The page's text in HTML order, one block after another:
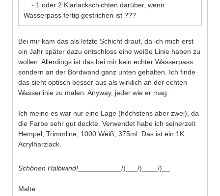
- 1 oder 2 Klarlackschichten darüber, wenn
Wasserpass fertig gestrichen ist ???
Bei mir kam das als letzte Schicht drauf, da ich mich erst
ein Jahr später dazu entschloss eine weiße Linie haben zu
wollen. Allerdings ist das bei mir kein echter Wasserpass
sondern an der Bordwand ganz unten gehalten. Ich finde
das sieht optisch besser aus als wirklich an der echten
Wasserlinie zu malen. Anyway, jeder wie er mag.
Ich meine es war nur eine Lage (höchstens aber zwei), da
die Farbe sehr gut deckte. Verwendet habe ich seinerzeit
Hempel, Trimmline, 1000 Weiß, 375ml. Das ist ein 1K
Acrylharzlack.
Schönen Halbwind! ___________/)___/)____/)__
Malte